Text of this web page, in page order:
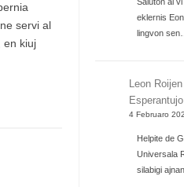
servi al
en kiuj
eklernis
lingvon sen…
Leon Roijen
Esperantujo
4 Februaro
Helpite de
Universala
silabigi